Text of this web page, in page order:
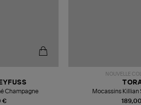
€
Champagne
NOUVELLE
Mocassins Killian